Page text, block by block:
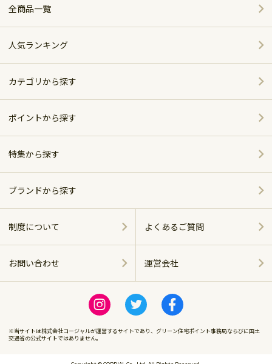
全商品一覧
人気ランキング
カテゴリから探す
家電
家具・インテリア
ホーム＆キッチン
アウトドア・スポーツ
グルメ・スイーツ
感染症対策
ポイントから探す
～5,000pt
5,001～10,000pt
10,001～20,000pt
20,001～30,000pt
50,001～100,000pt
特集から探す
ポイント別おすすめ商品
おしゃれで便利なキッチンアイテム
ベッド特集
ビール特集
ブランドから探す
シャープ
パナソニック
ロゴス
制度について よくあるご質問
商品に関する
お問い合わせ 運営会社
※当サイトは株式会社コージャルが運営するサイトであり、グリーン住宅ポイント事務局ならびに国土
交通省の公式サイトではありません。